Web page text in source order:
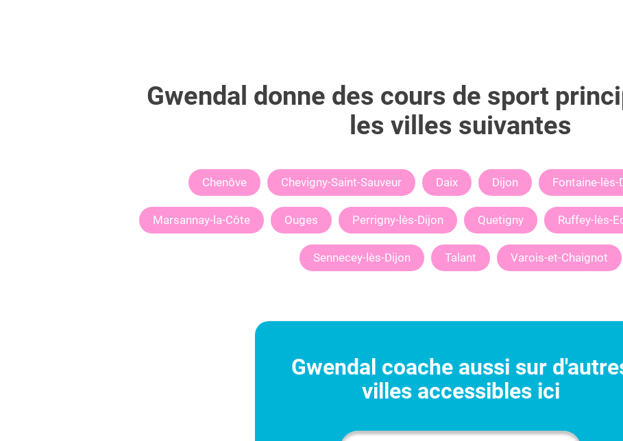
Gwendal donne des cours de sport
les villes suivantes
Chenôve Chevigny-Saint-Sauveur Daix Dijon Fontaine-lès-
Marsannay-la-Côte Ouges Perrigny-lès-Dijon Quetigny Ruffey-lès-
Sennecey-lès-Dijon Talant Varois-et-Chaignot
Gwendal coache aussi sur
villes accessibles ici